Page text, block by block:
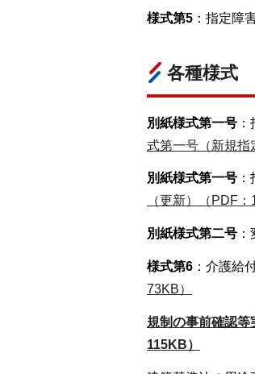
様式第5 ：指定障
各種様式
別紙様式第一号
式第一号（新規指
別紙様式第一号
（更新）（PDF：
別紙様式第二号
様式第6 ：介護給
73KB）
規制の事前確認等
115KB）